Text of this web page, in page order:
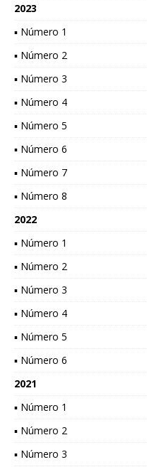
2023
▪ Número 1
▪ Número 2
▪ Número 3
▪ Número 4
▪ Número 5
▪ Número 6
▪ Número 7
▪ Número 8
2022
▪ Número 1
▪ Número 2
▪ Número 3
▪ Número 4
▪ Número 5
▪ Número 6
2021
▪ Número 1
▪ Número 2
▪ Número 3